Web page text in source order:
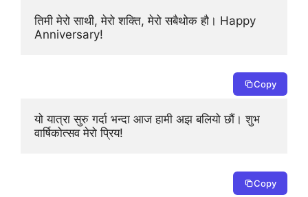
तिमी मेरो साथी, मेरो शक्ति, मेरो सबैथोक हौ। Happy
Anniversary!
Copy
यो यात्रा सुरु गर्दा भन्दा आज हामी अझ बलियो छौं। शुभ
वार्षिकोत्सव मेरो प्रिय!
Copy